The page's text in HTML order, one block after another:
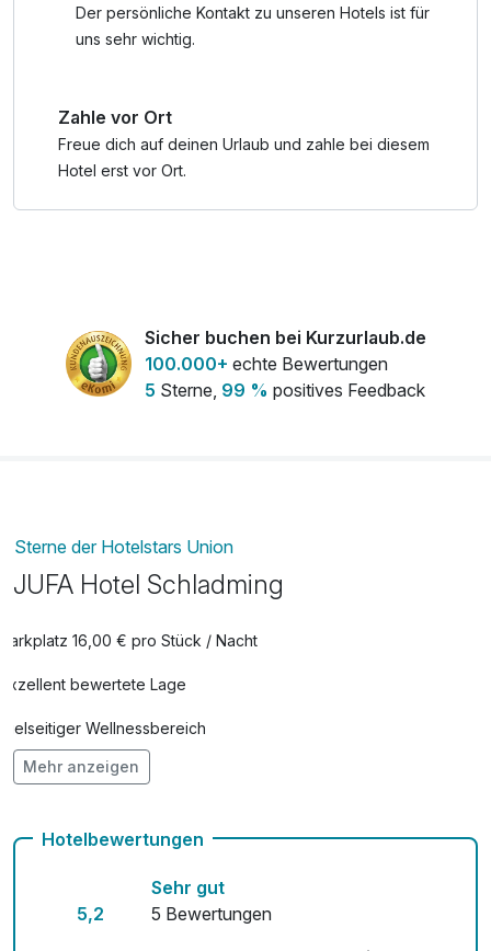
Sommerrodelbahn – die Region Schladming-Dachstein
bietet für jede Altersstufe das passende Erlebnis.
Spannende Ausflugsziele wie die Eisriesenwelt, spannende
Museen oder gemütliche Nachmittage im hoteleigenen
Spielbereich sorgen für beste Laune bei jedem Wetter.
Der persönliche Kontakt zu unseren Hotels ist für
uns sehr wichtig.
Zahle vor Ort
Freue dich auf deinen Urlaub und zahle bei diesem
Hotel erst vor Ort.
Sicher buchen bei Kurzurlaub.de
100.000+ echte Bewertungen
5 Sterne, 99 % positives Feedback
Sterne der Hotelstars Union
JUFA Hotel Schladming
Parkplatz 16,00 € pro Stück / Nacht
Exzellent bewertete Lage
Vielseitiger Wellnessbereich
Hunde im Hotel erlaubt für 15,00 € pro Stück / Tag
Mit Hotelbar
Mehr anzeigen
Hotelbewertungen
5,2
Sehr gut
5 Bewertungen